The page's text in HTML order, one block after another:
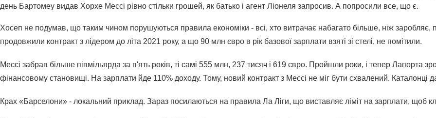
день Бартомеу видав Хорхе Мессі рівно стільки грошей, як батько і агент Ліонеля запросив. А попросили все, що є.
Хосеп не подумав, що таким чином порушуються правила економіки - всі, хто витрачає набагато більше, ніж
продовжили контракт з лідером до літа 2021 року, а що 90 млн євро в рік базової зарплати взяті зі стелі, не помітили.
Мессі забрав більше півмільярда за п'ять років, ті самі 555 млн, 237 тисяч і 619 євро. Пройшли роки, і тепер Лапорта
фінансовому становищі. На зарплати йде 110% доходу. Тому, новий контракт з Мессі не міг бути схвалений. Каталонці
Крах «Барселони» - локальний приклад. Зараз посилаються на правила Ла Ліги, що виставляє ліміт на зарплати, щоб